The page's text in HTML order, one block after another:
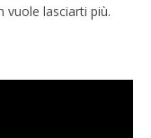
vuole lasciarti più.